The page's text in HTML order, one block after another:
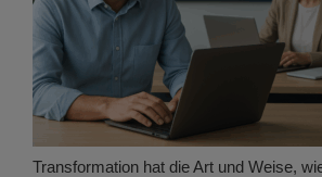
Transformation hat die Art und Weise,